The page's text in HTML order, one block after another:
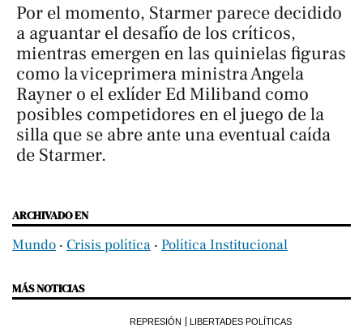
Por el momento, Starmer parece decidido
a aguantar el desafío de los críticos,
mientras emergen en las quinielas figuras
como la viceprimera ministra Angela
Rayner o el exlíder Ed Miliband como
posibles competidores en el juego de la
silla que se abre ante una eventual caída
de Starmer.
ARCHIVADO EN
Mundo ‧ Crisis política ‧ Política Institucional
MÁS NOTICIAS
REPRESIÓN LIBERTADES POLÍTICAS